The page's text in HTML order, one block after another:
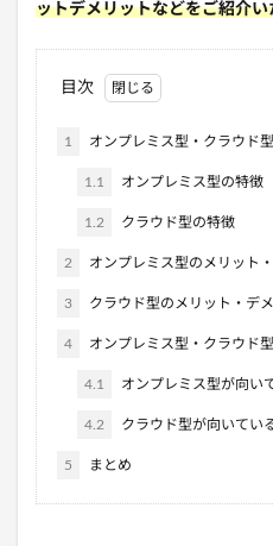
ットデメリットなどをご紹介い
目次
1 オンプレミス型・クラウド
1.1 オンプレミス型の特徴
1.2 クラウド型の特徴
2 オンプレミス型のメリット
3 クラウド型のメリット・デ
4 オンプレミス型・クラウド
4.1 オンプレミス型が向い
4.2 クラウド型が向いてい
5 まとめ